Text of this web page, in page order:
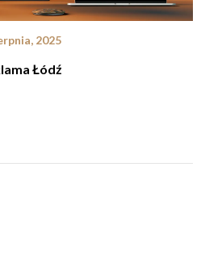
2025
Łódź